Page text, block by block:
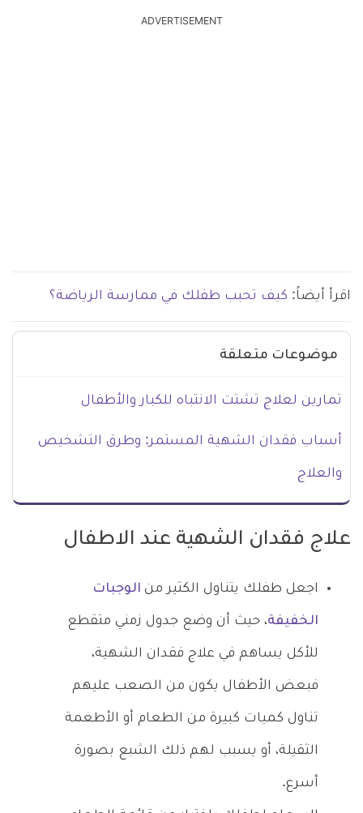
ADVERTISEMENT
اقرأ أيضاً: كيف تحبب طفلك في ممارسة الرياضة؟
موضوعات متعلقة
تمارين لعلاج تشتت الانتباه للكبار والأطفال
أسباب فقدان الشهية المستمر: وطرق التشخيص
والعلاج
علاج فقدان الشهية عند الاطفال
اجعل طفلك يتناول الكثير من الوجبات
الخفيفة، حيث أن وضع جدول زمني متقطع
للأكل يساهم في علاج فقدان الشهية،
فبعض الأطفال يكون من الصعب عليهم
تناول كميات كبيرة من الطعام أو الأطعمة
الثقيلة، أو يسبب لهم ذلك الشبع بصورة
أسرع.